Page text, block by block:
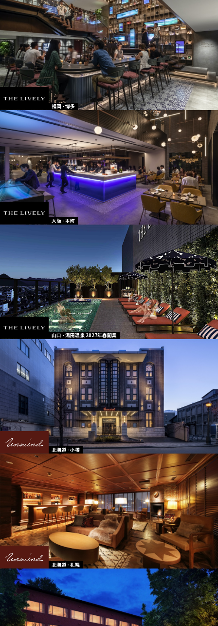
福岡 - 博多
大阪 - 本町
山口 - 湯田温泉 2027年春開業
北海道 - 小樽
北海道 - 札幌